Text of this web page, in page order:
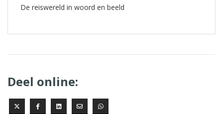
De reiswereld in woord en beeld
Deel online: